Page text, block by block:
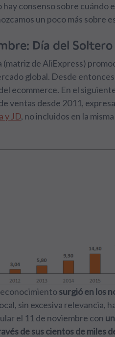
consenso sobre cuándo
un poco más sobre
Día del Soltero
(matriz de AliExpress)
global. Desde
ecommerce. En el
ventas desde 2011,
y JD, no incluidos en la
surgió en los
sin excesiva relevancia,
el 11 de noviembre con
de sus cientos de miles